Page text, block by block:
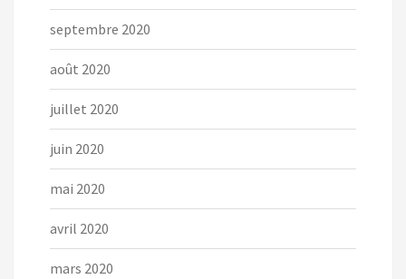
septembre 2020
août 2020
juillet 2020
juin 2020
mai 2020
avril 2020
mars 2020